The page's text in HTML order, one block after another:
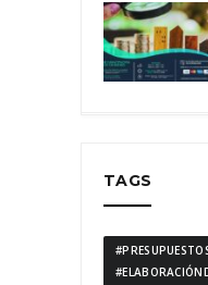
TAGS